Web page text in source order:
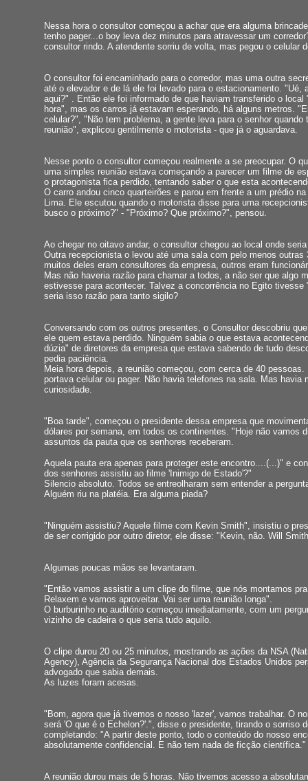
Nessa hora o consultor começou a achar que era alguma
tenho pager...o boy leva dez minutos para atravessar um
consultor rindo. A atendente sorriu de volta, mas pegou o celular
O consultor foi encaminhado para o corredor, mas uma outra
até o elevador e de lá ele foi levado para o estacionamento. "Ué,
aqui?" . Então ele foi informado de que haviam transferido o local
hora", mas os carros já estavam esperando, há alguns metros.
celular?", "Não tem problema, a gente leva para o senhor quando
reunião", explicou gentilmente o motorista - que já o aguardava.
Nesse ponto o consultor começou realmente a se preocupar. O
uma simples reunião estava começando a parecer um filme de
o protagonista fica perdido, tentando saber o que esta
O carro andou cinco quarteirões e parou em frente a um prédio
Lima. Ele escutou quando o motorista disse para uma
busco o próximo?" - "Próximo? Que próximo?", pensou.
Ao chegar no oitavo andar, o consultor chegou ao local onde
Outra recepcionista o levou até uma sala com pelo menos outras
muitos deles eram consultores da empresa, outros eram
Mas não haveria razão para chamar a todos, a não ser que algo
estivesse para acontecer. Talvez a concorrência no Egito tivesse
seria isso razão para tanto sigilo?
Conversando com os outros presentes, o Consultor descobriu
ele quem estava perdido. Ninguém sabia o que estava
dúzia" de diretores da empresa que estava sabendo de tudo
pedia paciência.
Meia hora depois, a reunião começou, com cerca de 40 pessoas.
portava celular ou pager. Não havia telefones na sala. Mas havia
curiosidade.
"Boa tarde", começou o presidente dessa empresa que
dólares por semana, em todos os continentes. "Hoje não vamos
assuntos da pauta que os senhores receberam.
Aquela pauta era apenas para proteger este encontro....(...)" e
dos senhores assistiu ao filme 'Inimigo de Estado'?"
Silencio absoluto. Todos se entreolharam sem entender a
Alguém riu na platéia. Era alguma piada?
"Ninguém assistiu? Aquele filme com Kevin Smith", insistiu o
de ser corrigido por outro diretor, ele disse: "Kevin, não. Will
Algumas poucas mãos se levantaram.
"Então vamos assistir a um clipe do filme, que nós montamos
Relaxem e vamos aproveitar. Vai ser uma reunião longa".
O burburinho no auditório começou imediatamente, com um
vizinho de cadeira o que seria tudo aquilo.
O clipe durou 20 ou 25 minutos, mostrando as ações da NSA
Agency), Agência da Segurança Nacional dos Estados Unidos
advogado que sabia demais.
As luzes foram acesas.
"Bom, agora que já tivemos o nosso 'lazer', vamos trabalhar. O
será 'O que é o Echelon?'.", disse o presidente, tirando o sorriso
completando: "A partir deste ponto, todo o conteúdo do nosso
absolutamente confidencial. E não tem nada de ficção científica."
A reunião durou mais de 5 horas. Não tivemos acesso a